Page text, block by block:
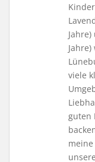
viele
guten